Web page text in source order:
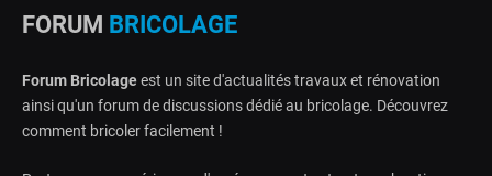
FORUM BRICOLAGE
Forum Bricolageest un site d'actualités travaux et rénovation
ainsi qu'un forum de discussions dédié au bricolage. Découvrez
comment bricoler facilement !